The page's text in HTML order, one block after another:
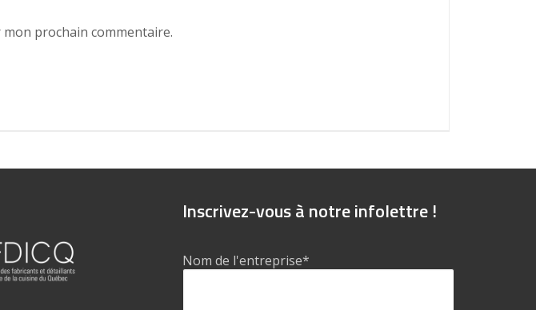
prochain commentaire.
Inscrivez-vous à notre infolettre !
Nom de l'entreprise*